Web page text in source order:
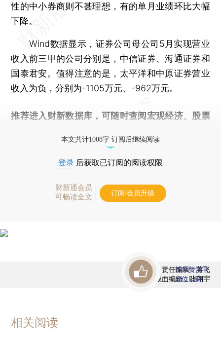
性的中小券商则不甚理想，有的单月业绩环比大幅
下降。
Wind数据显示，证券公司母公司5月实现营业
收入前三甲的公司分别是，中信证券、海通证券和
国泰君安。值得注意的是，太平洋和中原证券营业
收入为负，分别为-1105万元、-962万元。
推荐进入 财新数据库 ，可随时查阅宏观经济、股票
本文共计1008字 订阅后继续阅读
登录 后获取已订阅的阅读权限
财新通会员
可畅读全文
订阅/会员升级
责任编辑：蒋飞
版面编辑：张翔宇
首席赞赏官
虚位以待
相关阅读